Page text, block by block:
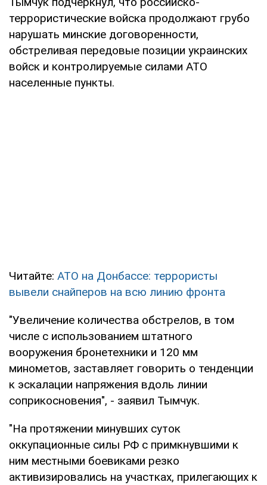
террористические войска продолжают грубо
нарушать минские договоренности,
обстреливая передовые позиции украинских
войск и контролируемые силами АТО
населенные пункты.
Читайте: АТО на Донбассе: террористы
вывели снайперов на всю линию фронта
"Увеличение количества обстрелов, в том
числе с использованием штатного
вооружения бронетехники и 120 мм
минометов, заставляет говорить о тенденции
к эскалации напряжения вдоль линии
соприкосновения", - заявил Тымчук.
"На протяжении минувших суток
оккупационные силы РФ с примкнувшими к
ним местными боевиками резко
активизировались на участках, прилегающих к